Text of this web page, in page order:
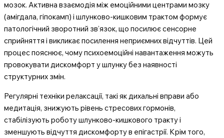
мозок. Активна взаємодія між емоційними центрами мозку
(амігдала, гіпокамп) і шлунково-кишковим трактом формує
патологічний зворотний зв’язок, що посилює сенсорне
сприйняття і викликає посилення неприємних відчуттів. Цей
процес пояснює, чому психоемоційні навантаження можуть
провокувати дискомфорт у шлунку без наявності
структурних змін.
Регулярні техніки релаксації, такі як дихальні вправи або
медитація, знижують рівень стресових гормонів,
стабілізують роботу шлунково-кишкового тракту і
зменшують відчуття дискомфорту в епігастрії. Крім того,